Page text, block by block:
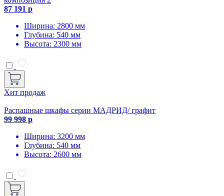
87 191 р
Ширина: 2800 мм
Глубина: 540 мм
Высота: 2300 мм
Хит продаж
Распашные шкафы серии МАДРИД/ графит
99 998 р
Ширина: 3200 мм
Глубина: 540 мм
Высота: 2600 мм